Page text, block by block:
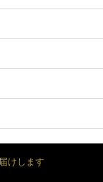
けします